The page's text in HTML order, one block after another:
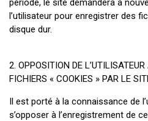
période, le site demandera à
l’utilisateur pour enregistrer des
disque dur.
2. OPPOSITION DE
FICHIERS « COOKIES » PAR LE
Il est porté à la connaissance de
s’opposer à l’enregistrement de